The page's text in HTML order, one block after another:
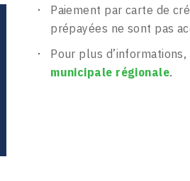
Paiement par carte de
prépayées ne sont pas
Pour plus
municipale régionale.